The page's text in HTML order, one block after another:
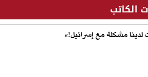
الكاتب
مشكلة مع إسرائيل!»